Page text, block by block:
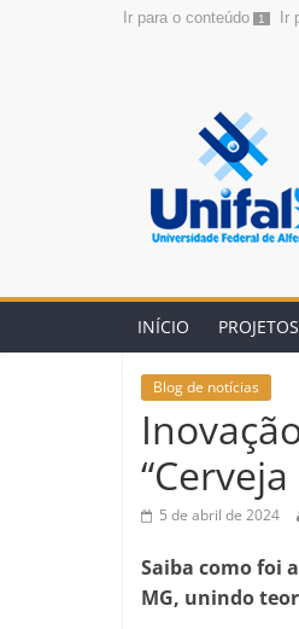
Ir para o conteúdo 1 Ir
INÍCIO PROJETOS
Blog de notícias
5 de abril de 2024
Saiba como foi
MG, unindo